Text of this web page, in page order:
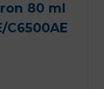
80 ml
C6500AE